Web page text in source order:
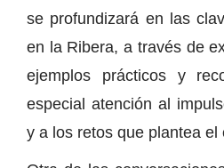
se profundizará en las
en la Ribera, a través de
ejemplos prácticos y
especial atención al
y a los retos que plantea el